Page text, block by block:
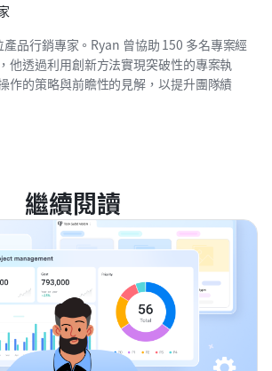
產品行銷專家。Ryan 曾協助 150 多名專案經
他透過利用創新方法實現突破性的專案執
作的策略與前瞻性的見解，以提升團隊績
繼續閱讀